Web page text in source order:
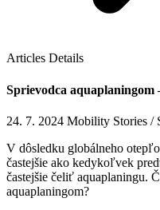
Articles Details
Sprievodca aquaplaningom
24. 7. 2024 Mobility Stories /
V dôsledku globálneho
častejšie ako kedykoľvek
častejšie čeliť aquaplaningu.
aquaplaningom?